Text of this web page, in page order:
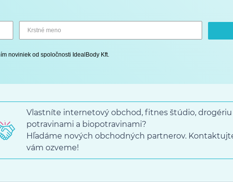
noviniek od spoločnosti IdealBody Kft.
Vlastníte internetový obchod, fitnes štúdio,
potravinami a biopotravinami?
Hľadáme nových obchodných partnerov.
vám ozveme!